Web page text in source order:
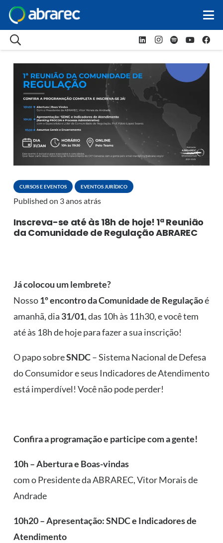
CURSOS E EVENTOS EVENTOS JURÍDICO
Published on 3 anos atrás
Inscreva-se até às 18h de hoje! 1ª Reunião
da Comunidade de Regulação ABRAREC
Já colocou um lembrete?
Nosso1º encontro da Comunidade de Regulaçãoé
amanhã, dia 31/01, das 10h às 11h30, e você tem
até às 18h de hoje para fazer a sua inscrição!
O papo sobreSNDC– Sistema Nacional de Defesa
do Consumidor e seus Indicadores de Atendimento
está imperdível! Você não pode perder!
Confira a programação e participe com a gente!
10h – Abertura e Boas-vindas
com o Presidente da ABRAREC, Vitor Morais de
Andrade
10h20 – Apresentação: SNDC e Indicadores de
Atendimento